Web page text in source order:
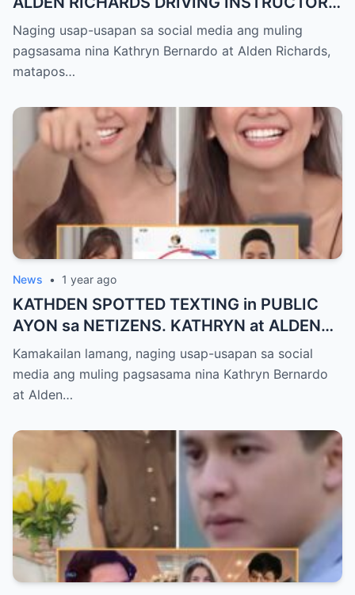
na ni KATHRYN BERNARDO?
Naging usap-usapan sa social media ang muling
pagsasama nina Kathryn Bernardo at Alden Richards,
matapos…
News • 1 year ago
KATHDEN SPOTTED TEXTING in PUBLIC
AYON sa NETIZENS. KATHRYN at ALDEN
HULI IN-CAM!
Kamakailan lamang, naging usap-usapan sa social
media ang muling pagsasama nina Kathryn Bernardo
at Alden…